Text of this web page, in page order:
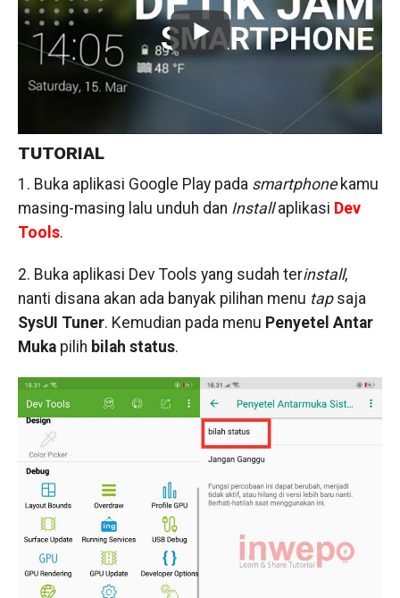
TUTORIAL
1. Buka aplikasi Google Play pada smartphonekamu
masing-masing lalu unduh dan Installaplikasi Dev
Tools.
2. Buka aplikasi Dev Tools yang sudah terinstall,
nanti disana akan ada banyak pilihan menu tapsaja
SysUI Tuner. Kemudian pada menu Penyetel Antar
Mukapilih bilah status.